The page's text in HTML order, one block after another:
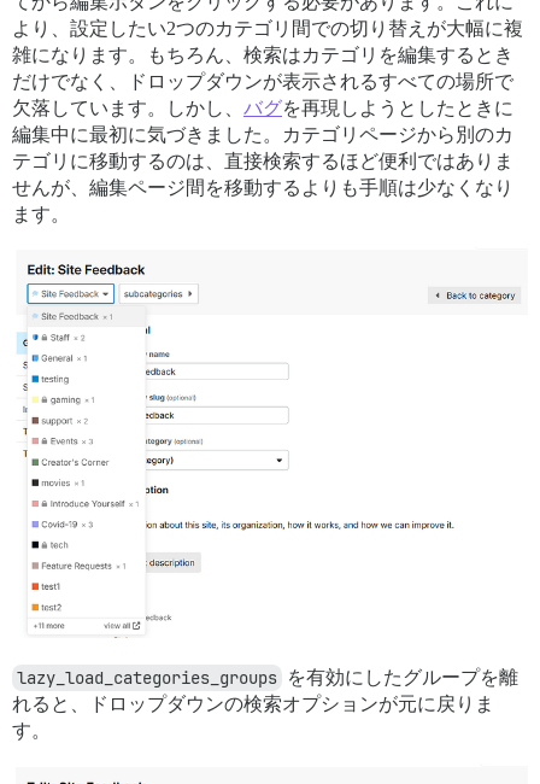
より、設定したい2つのカテゴリ間での切り替えが大幅に複
雑になります。もちろん、検索はカテゴリを編集するとき
だけでなく、ドロップダウンが表示されるすべての場所で
欠落しています。しかし、 バグを再現しようとしたときに
編集中に最初に気づきました。カテゴリページから別のカ
テゴリに移動するのは、直接検索するほど便利ではありま
せんが、編集ページ間を移動するよりも手順は少なくなり
ます。
lazy_load_categories_groups を有効にしたグループを離
れると、ドロップダウンの検索オプションが元に戻りま
す。